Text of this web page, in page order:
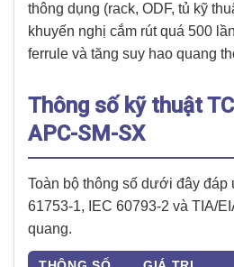
thông dụng (rack, ODF, tủ kỹ
khuyến nghị cắm rút quá 500
ferrule và tăng suy hao quang
Thông số kỹ thuật
APC-SM-SX
Toàn bộ thông số dưới đây đáp
61753-1, IEC 60793-2 và TIA/
quang.